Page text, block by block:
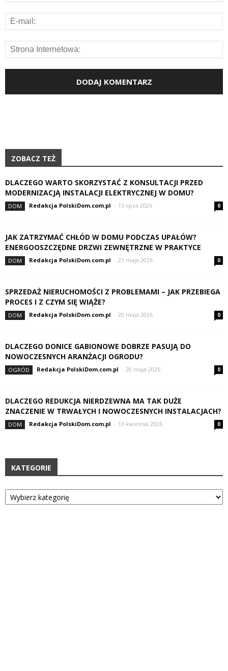
ZOBACZ TEŻ
DLACZEGO WARTO SKORZYSTAĆ Z KONSULTACJI PRZED
MODERNIZACJĄ INSTALACJI ELEKTRYCZNEJ W DOMU?
DOM Redakcja PolskiDom.com.pl - 15 lipca 2026 0
JAK ZATRZYMAĆ CHŁÓD W DOMU PODCZAS UPAŁÓW?
ENERGOOSZCZĘDNE DRZWI ZEWNĘTRZNE W PRAKTYCE
DOM Redakcja PolskiDom.com.pl - 21 maja 2026 0
SPRZEDAŻ NIERUCHOMOŚCI Z PROBLEMAMI – JAK PRZEBIEGA
PROCES I Z CZYM SIĘ WIĄŻE?
DOM Redakcja PolskiDom.com.pl - 20 maja 2026 0
DLACZEGO DONICE GABIONOWE DOBRZE PASUJĄ DO
NOWOCZESNYCH ARANŻACJI OGRODU?
OGRÓD Redakcja PolskiDom.com.pl - 20 maja 2026 0
DLACZEGO REDUKCJA NIERDZEWNA MA TAK DUŻE
ZNACZENIE W TRWAŁYCH I NOWOCZESNYCH INSTALACJACH?
DOM Redakcja PolskiDom.com.pl - 13 kwietnia 2026 0
KATEGORIE
Kategorie